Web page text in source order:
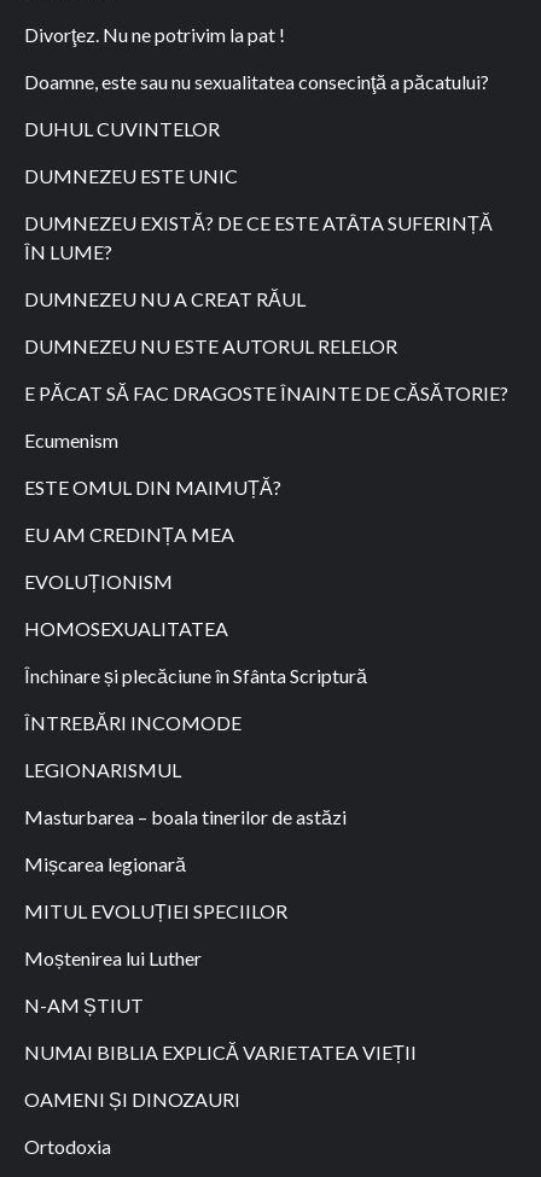
Divorţez. Nu ne potrivim la pat !
Doamne, este sau nu sexualitatea consecinţă a păcatului?
DUHUL CUVINTELOR
DUMNEZEU ESTE UNIC
DUMNEZEU EXISTĂ? DE CE ESTE ATÂTA SUFERINȚĂ
ÎN LUME?
DUMNEZEU NU A CREAT RĂUL
DUMNEZEU NU ESTE AUTORUL RELELOR
E PĂCAT SĂ FAC DRAGOSTE ÎNAINTE DE CĂSĂTORIE?
Ecumenism
ESTE OMUL DIN MAIMUȚĂ?
EU AM CREDINȚA MEA
EVOLUȚIONISM
HOMOSEXUALITATEA
Închinare și plecăciune în Sfânta Scriptură
ÎNTREBĂRI INCOMODE
LEGIONARISMUL
Masturbarea – boala tinerilor de astăzi
Mișcarea legionară
MITUL EVOLUȚIEI SPECIILOR
Moștenirea lui Luther
N-AM ȘTIUT
NUMAI BIBLIA EXPLICĂ VARIETATEA VIEȚII
OAMENI ȘI DINOZAURI
Ortodoxia